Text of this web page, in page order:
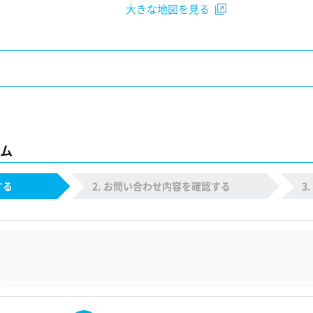
大きな地図を見る
お問い合わせ内容を確認する